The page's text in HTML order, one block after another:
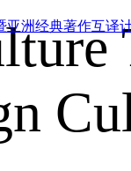
洲经典著作互译